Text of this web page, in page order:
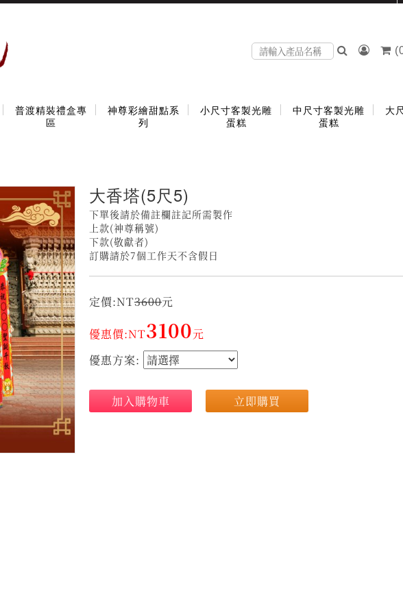
(
普渡精裝禮盒專
區
神尊彩繪甜點系
列
小尺寸客製光雕
蛋糕
中尺寸客製光雕
蛋糕
大
大香塔(5尺5)
下單後請於備註欄註記所需製作
上款(神尊稱號)
下款(敬獻者)
訂購請於7個工作天不含假日
定價:NT3600元
優惠價:NT3100元
優惠方案:
加入購物車 立即購買